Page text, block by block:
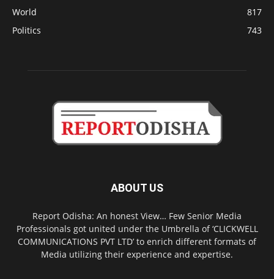
World
817
Politics
743
ABOUT US
Report Odisha: An honest View… Few Senior Media
Professionals got united under the Umbrella of ‘CLICKWELL
COMMUNICATIONS PVT LTD’ to enrich different formats of
Media utilizing their experience and expertise.